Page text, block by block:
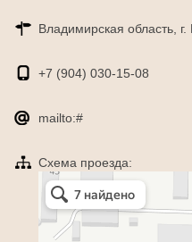
Владимирская область,
+7 (904) 030-15-08
mailto:#
Схема проезда:
Яндекс Карты
Радужный — Яндекс Карты